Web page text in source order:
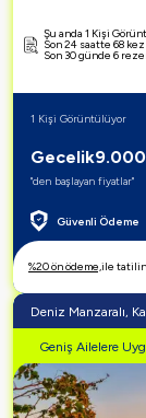
Şu anda 1 Kişi
Son 24 saatte 68
Son 30 günde 6
Güvenli Ödeme
Gecelik9.000
"den başlayan fiyatlar"
1 Kişi Görüntülüyor
%20 ön ödeme,ile
Deniz Manzaralı,
Geniş Ailelere